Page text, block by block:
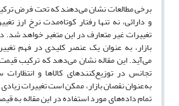
برخی مطالعات نشان می‌دهند که تحت فرض
و دارائی، نه تنها رفتار کوتاه‌مدت نرخ ارز
تغییرات غیر متعارف در این متغیر خواهد شد.
بازار، به عنوان یک عنصر کلیدی در فهم
می‌آید. این مقاله نشان می‌دهد که ترکیب
تجانس در توزیع‌کنندهای کالاها و انتظارات
به‌عنوان نقصان‌ بازار، ممکن است تغییرات زیادی